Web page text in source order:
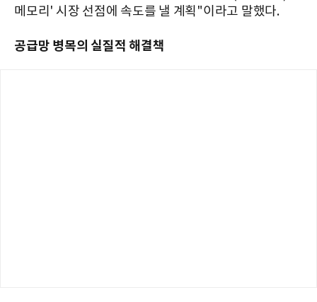
메모리' 시장 선점에 속도를 낼 계획"이라고 말했다.
공급망 병목의 실질적 해결책